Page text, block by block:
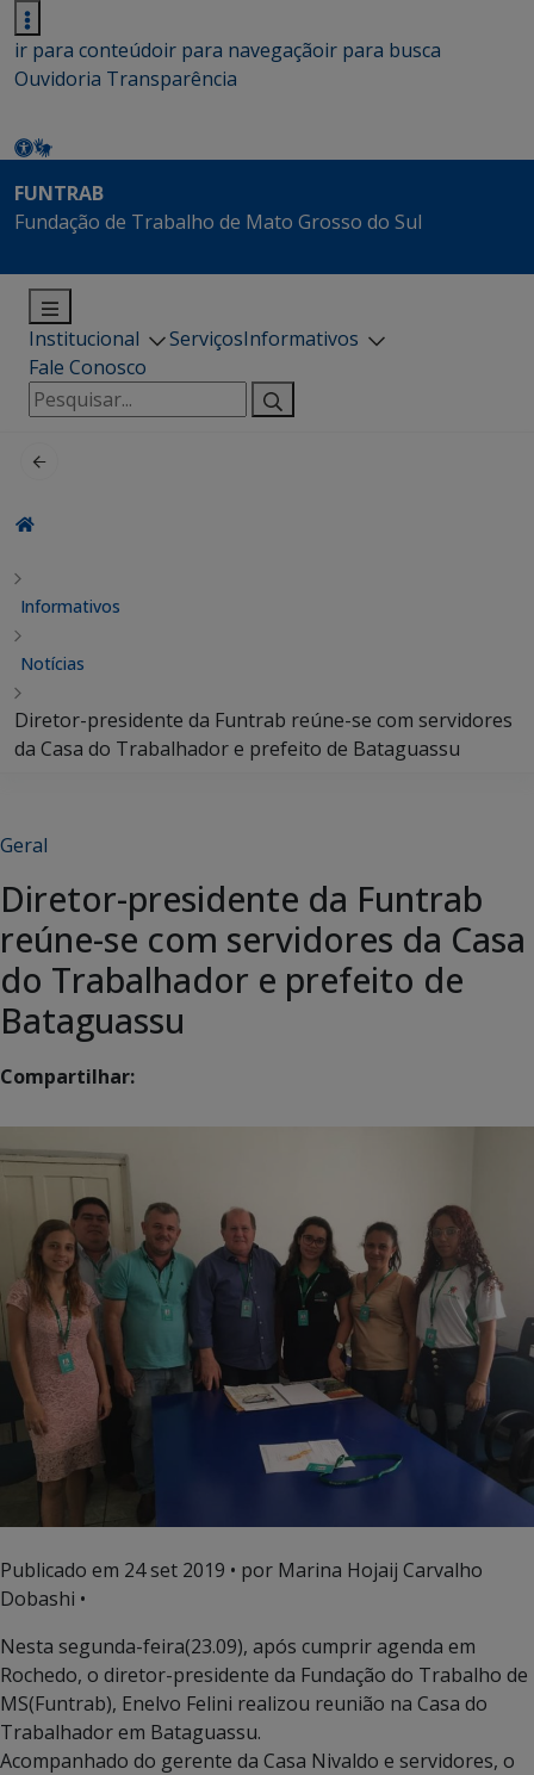
ir para conteúdoir para navegaçãoir para busca
Ouvidoria Transparência
FUNTRAB
Fundação de Trabalho de Mato Grosso do Sul
Institucional ServiçosInformativos
Fale Conosco
Pesquisar
por:
Informativos
Notícias
Diretor-presidente da Funtrab reúne-se com servidores
da Casa do Trabalhador e prefeito de Bataguassu
Geral
Diretor-presidente da Funtrab
reúne-se com servidores da Casa
do Trabalhador e prefeito de
Bataguassu
Compartilhar:
Publicado em 24 set 2019 • por Marina Hojaij Carvalho
Dobashi •
Nesta segunda-feira(23.09), após cumprir agenda em
Rochedo, o diretor-presidente da Fundação do Trabalho de
MS(Funtrab), Enelvo Felini realizou reunião na Casa do
Trabalhador em Bataguassu.
Acompanhado do gerente da Casa Nivaldo e servidores, o